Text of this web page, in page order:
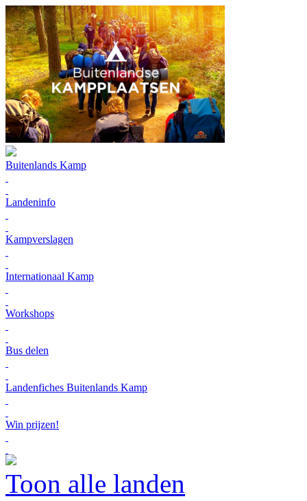
Buitenlands Kamp
Landeninfo
Kampverslagen
Internationaal Kamp
Workshops
Bus delen
Landenfiches Buitenlands Kamp
Win prijzen!
Toon alle landen